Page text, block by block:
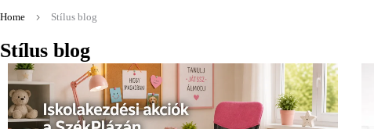
Stílus blog
Home Stílus blog